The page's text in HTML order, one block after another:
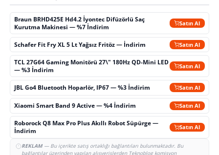
Braun BRHD425E Hd4.2 İyontec Difüzörlü Saç
Kurutma Makinesi — %7 İndirim
Satın Al
Schafer Fit Fry XL 5 Lt Yağsız Fritöz — İndirim Satın Al
TCL 27G64 Gaming Monitörü 27\" 180Hz QD-Mini LED
— %3 İndirim
Satın Al
JBL Go4 Bluetooth Hoparlör, IP67 — %3 İndirim Satın Al
Xiaomi Smart Band 9 Active — %4 İndirim Satın Al
Roborock Q8 Max Pro Plus Akıllı Robot Süpürge —
İndirim
Satın Al
REKLAM— Bu içerikte satış ortaklığı bağlantıları bulunmaktadır. Bu
bağlantılar üzerinden yapılan alışverişlerden Teknoblog komisyon